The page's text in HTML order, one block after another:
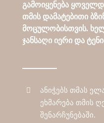
გამოიყენება
თმის დამატებითი
მოცულობისთვის.
ჯანსაღი იერი და
ანიჭებს თმას
ეხმარება თმის
შენარჩუნებაში.